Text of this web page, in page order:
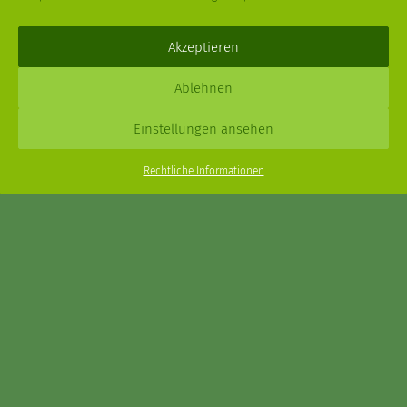
Akzeptieren
Ablehnen
Einstellungen ansehen
Rechtliche Informationen
Menu
XPDT : Marken & Kommunikation